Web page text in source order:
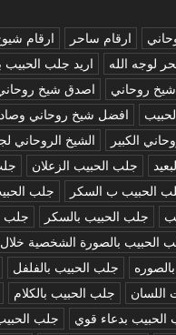
ارقام ساحر
ارقام
لوجه الله اريد جلب
روحاني اصدق شيخ
افضل شيخ روحاني
الكبير الشيخ الروحاني
جلب الحبيب الزعلان
الحبيب ب السكر جلب
جلب الحبيب بالسكر
جلب
الحبيب بالصورة الشخصية
جلب الحبيب بالفلفل
اللسان جلب الحبيب بالكلام
الحبيب بدعاء قوي
جلب